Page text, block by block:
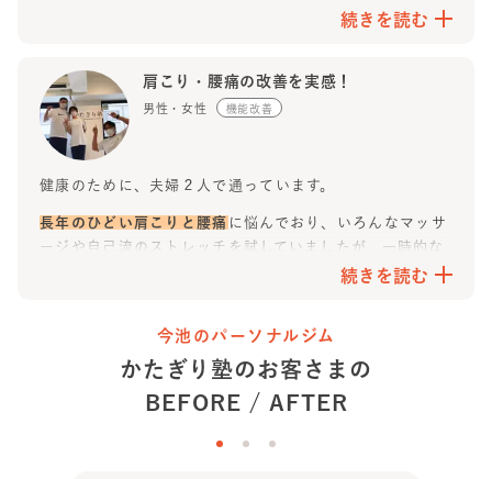
った方にも、自信を持っておすすめできるジムです！
筋トレ自体は勿論キツいですが、徐々に重量が上がってい
しみなほどです！
外食や飲み会なども我慢せずに他の食事でうまく調整する
指導をしてくれているので、ストレスフリーでダイエット
身体の調子を見ながら臨機
食事のアドバイスも個別にもらえるので嬉しいです。
バランスが良くなるように、具体的な食材で教えてくれる
ので助かってます。ダイエットしたいと思っていたのでご
コンビニ、外食とかでも食べれるものとかを教えてもらえ
るので友達との外食も楽しいままです。
ウェア、靴、タオルを無料で貸してもらえるので、荷物を
さんは明るくて楽しいので、まずはジムに行く！という基
本の所が辛くないことが私の中で1番のポイントです。
続きを読む
肩こり・腰痛の改善を実感！
男性・女性 機能改善
健康のために、夫婦２人で通っています。
長年のひどい肩こりと腰痛 に悩んでおり、いろんなマッサ
ージや自己流のストレッチを試していましたが、一時的な
効果ばかりで根本的な解決にならず、どうしたらいいかと
教えてもらえるところを色々検索していたところ、かたぎ
り塾さんに辿り着きました。
最初は運動経験が全くない我々にできるか不安もありまし
続きを読む
今池のパーソナルジム
かたぎり塾のお客さまの
BEFORE / AFTER